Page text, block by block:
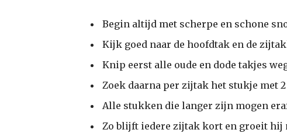
Begin altijd met scherpe en schone
Kijk goed naar de hoofdtak en de
Knip eerst alle oude en dode takjes
Zoek daarna per zijtak het stukje met
Alle stukken die langer zijn mogen
Zo blijft iedere zijtak kort en groeit hij